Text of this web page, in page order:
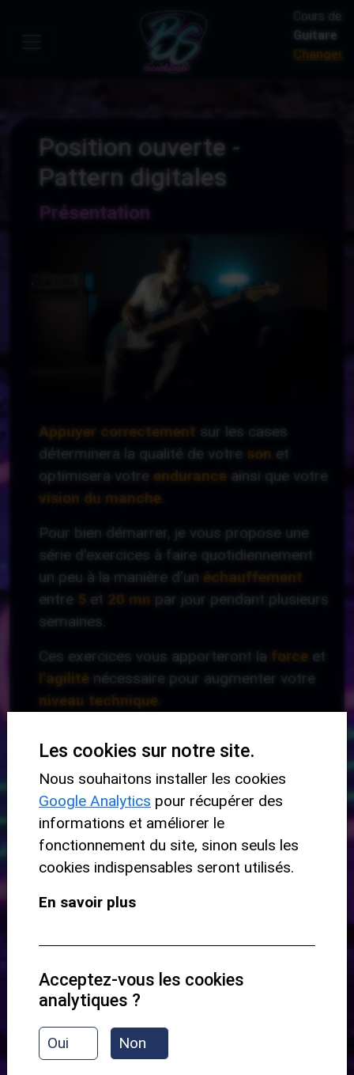
Cours de:
Guitare
Changer
Position ouverte -
Pattern digitales
Présentation
Appuyer correctement sur les cases
déterminera la qualité de votre son et
optimisera votre endurance ainsi que votre
vision du manche
Pour bien démarrer, je vous propose une
série d'exercices à faire quotidiennement
un peu à la manière d'un échauffement
entre 5 et 20 mn par jour pendant plusieurs
semaines.
Ces exercices vous apporteront la force et
l'agilité nécessaire pour augmenter votre
niveau technique
-
Niveau de départ :
Débutant
Présentation
Les cookies sur notre site.
Nous souhaitons installer les cookies
Google Analytics pour récupérer des
informations et améliorer le
fonctionnement du site, sinon seuls les
cookies indispensables seront utilisés.
En savoir plus
Oui Non
Acceptez-vous les cookies
analytiques ?